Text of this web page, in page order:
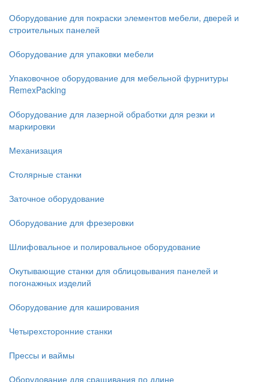
Оборудование для покраски элементов мебели, дверей и
строительных панелей
Оборудование для упаковки мебели
Упаковочное оборудование для мебельной фурнитуры
RemexPacking
Оборудование для лазерной обработки для резки и
маркировки
Механизация
Столярные станки
Заточное оборудование
Оборудование для фрезеровки
Шлифовальное и полировальное оборудование
Окутывающие станки для облицовывания панелей и
погонажных изделий
Оборудование для каширования
Четырехсторонние станки
Прессы и ваймы
Оборудование для сращивания по длине